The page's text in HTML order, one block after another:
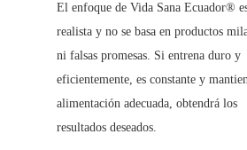
El enfoque de Vida Sana Ecuador®
realista y no se basa en productos
ni falsas promesas. Si entrena duro y
eficientemente, es constante y
alimentación adecuada, obtendrá los
resultados deseados.